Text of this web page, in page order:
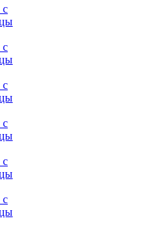
с
с
с
с
с
с